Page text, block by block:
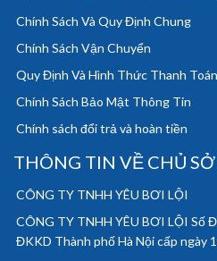
Chính Sách Và Quy Định Chung
Chính Sách Vận Chuyển
Quy Định Và Hình Thức Thanh Toán
Chính Sách Bảo Mật Thông Tin
Chính sách đổi trả và hoàn tiền
THÔNG TIN VỀ CHỦ
CÔNG TY TNHH YÊU BƠI LỘI
CÔNG TY TNHH YÊU BƠI LỘI Số
ĐKKD Thành phố Hà Nội cấp ngày